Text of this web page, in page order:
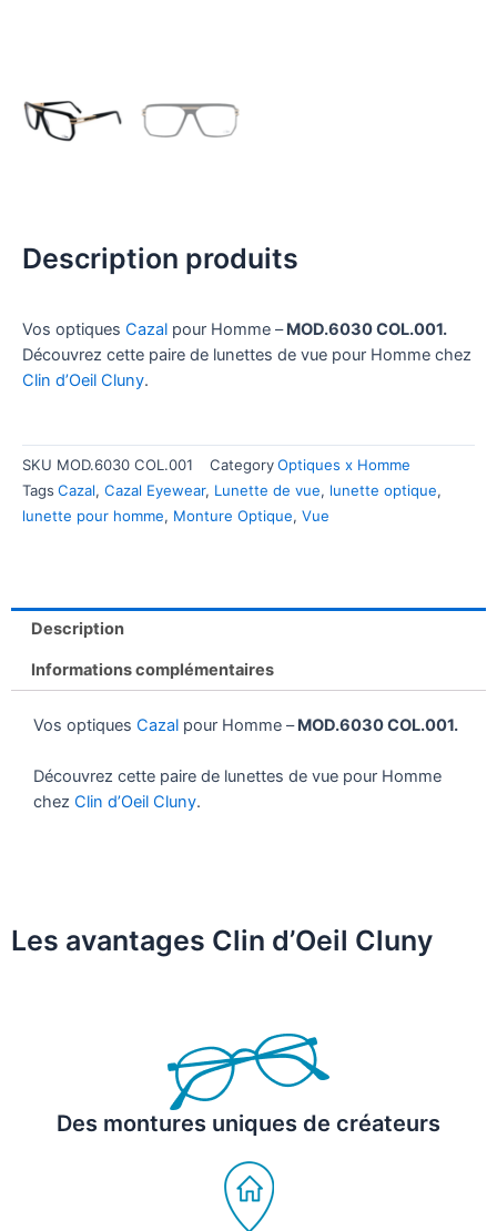
Description produits
Vos optiques Cazal pour Homme –MOD.6030 COL.001.
Découvrez cette paire de lunettes de vue pour Homme chez
Clin d’Oeil Cluny.
SKU MOD.6030 COL.001 CategoryOptiques x Homme
Tags Cazal, Cazal Eyewear, Lunette de vue, lunette optique,
lunette pour homme, Monture Optique, Vue
Description
Informations complémentaires
Vos optiques Cazal pour Homme –MOD.6030 COL.001.
Découvrez cette paire de lunettes de vue pour Homme
chez Clin d’Oeil Cluny.
Les avantages Clin d’Oeil Cluny
Des montures uniques de créateurs